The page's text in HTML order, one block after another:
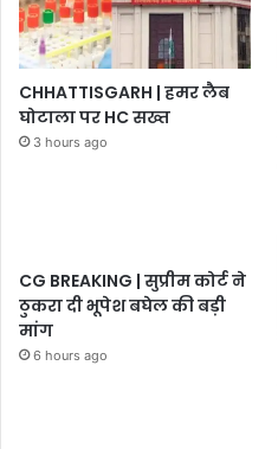
CHHATTISGARH | हमर लैब
घोटाला पर HC सख्त
3 hours ago
CG BREAKING | सुप्रीम कोर्ट ने
ठुकरा दी भूपेश बघेल की बड़ी
मांग
6 hours ago